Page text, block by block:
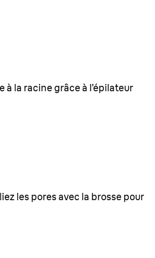
à la racine grâce à l’épilateur
les pores avec la brosse pour